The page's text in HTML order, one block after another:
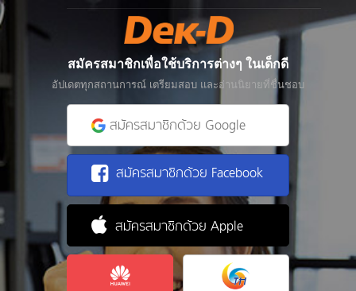
สมัครสมาชิกเพื่อใช้บริการต่างๆ ในเด็กดี
อัปเดตทุกสถานการณ์ เตรียมสอบ และอ่านนิยายที่ชื่นชอบ
สมัครสมาชิกด้วย Google
สมัครสมาชิกด้วย Facebook
สมัครสมาชิกด้วย Apple